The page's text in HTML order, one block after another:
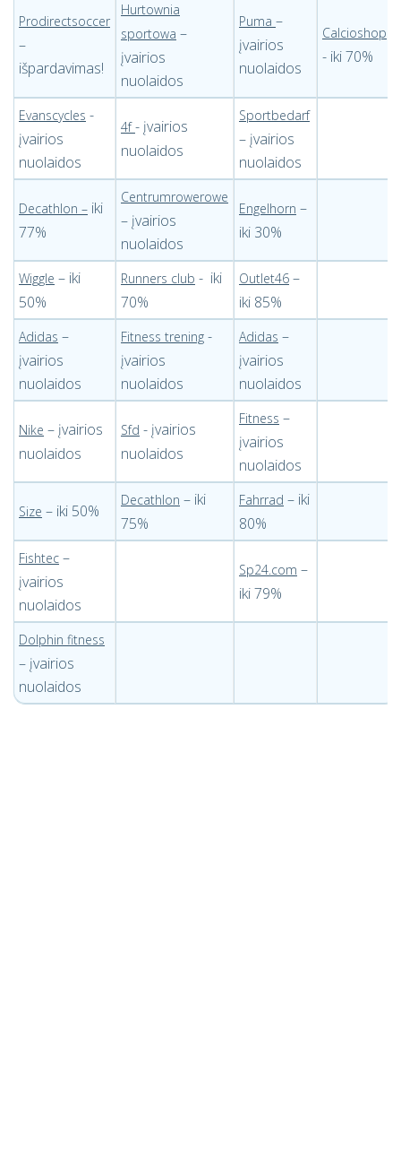
Prodirectsoccer
–
išpardavimas!
Hurtownia
sportowa –
įvairios
nuolaidos
Puma –
įvairios
nuolaidos
Calcioshop
- iki 70%
Evanscycles -
įvairios
nuolaidos
4f - įvairios
nuolaidos
Sportbedarf
– įvairios
nuolaidos
Decathlon – iki
77%
Centrumrowerowe
– įvairios
nuolaidos
Engelhorn –
iki 30%
Wiggle – iki
50%
Runners club - iki
70%
Outlet46 –
iki 85%
Adidas –
įvairios
nuolaidos
Fitness trening -
įvairios
nuolaidos
Adidas –
įvairios
nuolaidos
Nike – įvairios
nuolaidos
Sfd - įvairios
nuolaidos
Fitness –
įvairios
nuolaidos
Size – iki 50%
Decathlon – iki
75%
Fahrrad – iki
80%
Fishtec –
įvairios
nuolaidos
Sp24.com –
iki 79%
Dolphin fitness
– įvairios
nuolaidos